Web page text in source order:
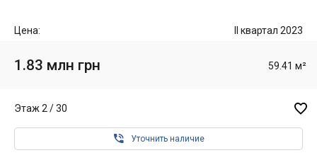
Цена: II квартал 2023
1.83 млн грн 59.41 м²
Этаж 2 / 30 
 Уточнить наличие